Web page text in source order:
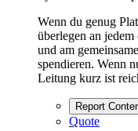
Wenn du genug
überlegen an
und am
spendieren. Wenn
Leitung kurz ist
Report
Quote